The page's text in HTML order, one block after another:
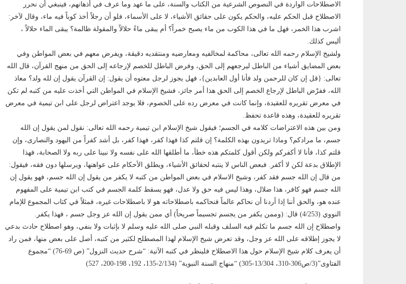
الاصطلاحات الواردة في النصوص الشرعية من الكتاب والسنة، على ما عهد وما عرف في أذهانهم، فينبغي أن نحرر
الاصطلاح قبل الحكم عليه، والحكم يكون على حقائق الأشياء، لا على الأسماء، فلو أن رجلاً أخذ كوباً فيه ماء، وقال لآخر:
اشرب هذا الخمر، فهل ما في هذا الكوب من ماء يصبح خمراً؟ أم يبقى ماءً حلالاً والمقولة ظالمة؟ يبقى الماء حلالاً ،
أليس كذلك.
ولشيخ الإسلام رحمه الله تعالى، محاكمة لمخالفيه ومعارضيه ومنتقديه دقيقة، ويفرض معهم في بعض المواطن وفي
بعض المضايق أشياء من الباطل ليرجعهم إلى الحق، وفرض الباطل للخصم لإرجاعه إلى الحق من منهج القرآن، قال الله
تعالى: {قل إن كان للرحمن ولد فأنا أول العابدين}، فهل يجوز لرجل معتوه أن يقول: إن القرآن يقول إن لله ولد؟ معاذ
الله، ففرْض الباطل لإرجاع الخصم إلى الحق هذا أمر جائز، فشيخ الإسلام في المواطن التي أخذت عليه من كتبه لم تكن
في معرض تقريره للعقيدة، وإنما كانت في معرض رده على الخصوم، فلا يوجد اعتراض لرجل على ابن تيمية في معرض
تقريره للعقيدة، وهذه قاعدة تحفظ.
ومن بين هذه الاعتراضات كلامه في الجسم؛ فيقول شيخ الإسلام ابن تيمية رحمه الله تعالى: نقول لمن يقول إن الله
جسم، ما مرادكم؟ وماذا تريدون بهذه الكلمة؟ إن قلتم كذا فهذا كفر، فهذا كفر، بل أشد كفراً من اليهود والنصارى، وإن
قلتم كذا، فأنا لا أكفركم ولكن أقول كلمتكم هذه خطأ، ما أطلقها الله على نفسه ولا نبينا على ربه ولا الصحابة، فهذا
الإطلاق بدعة لكن لا أكفر. فبعض الناس لا ينتبه لحقائق الأشياء، ويطلق الأحكام على عواهنها، ويرسلها دون فقه، فيقول:
من قال إن الله جسم فقد كفر، وشيخ الاسلام في بعض المواطن من كتبه لا يكفر من يقول إن الله جسم، فهو يقول إن
الله جسم فهو كافر، هذا ضلال، وهذا ليس فيه حق ولا عدل، فهو يسقط كلمة الجسم في كتب ابن تيمية على المفهوم
عنده هو، والحق أننا إذا أردنا أن نحاكم عالماً فنحاكمه باصطلاحاته هو لا باصطلاحات غيره، فمثلاً في كتاب المجموع للإمام
النووي (4/253) قال: (وممن يكفر من يجسم تجسيماً صريحاً) أي ممن يقول إن الله عز وجل جسم ، فهذا يكفر.
واصطلاح إن الله جسم ما تكلم فيه السلف وقبله النبي صلى الله عليه وسلم لا بإثبات ولا بنفي، وهو اصطلاح حادث بدعي
لا يجوز إطلاقه على الله عز وجل، وقد تعرض شيخ الإسلام لهذا المصطلح لكثير من كتبه، أصل على بعض منها، فمن راد
أن يعرف كلام شيخ الإسلام حول هذا الاصطلاح فلينظر في كتبه الآتية: “شرح حديث النزول” (ص 69-76) “مجموع
الفتاوى”(3/ص306-310، 13/304-305) “منهاج السنة النبوية” (2/134-135، 192، 198-200، 527)